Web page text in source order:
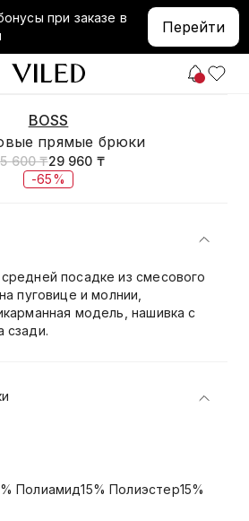
при заказе в
Перейти
BOSS
прямые брюки
600 ₸29 960 ₸
-65%
посадке из смесового
пуговице и молнии,
модель, нашивка с
сзади.
Полиамид15% Полиэстер15%